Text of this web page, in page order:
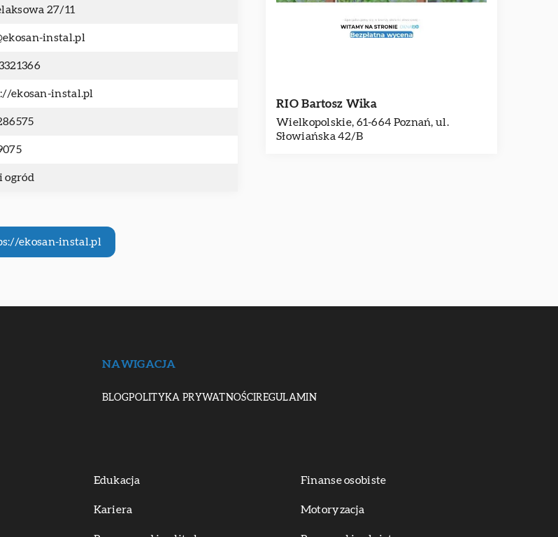
27/11
instal.pl
ekosan-instal.pl
ogród
RIO Bartosz Wika
Wielkopolskie, 61-664 Poznań, ul.
Słowiańska 42/B
ekosan-instal.pl
NAWIGACJA
BLOGPOLITYKA PRYWATNOŚCIREGULAMIN
Edukacja Finanse osobiste
Kariera Motoryzacja